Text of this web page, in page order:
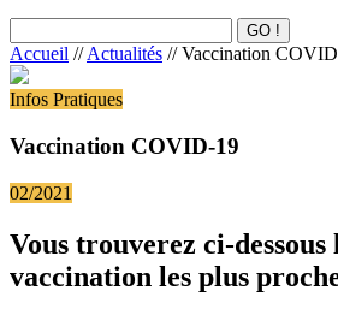
Accueil //Actualités // Vaccination
Infos Pratiques
Vaccination COVID-19
02/2021
Vous trouverez ci-dessous
vaccination les plus